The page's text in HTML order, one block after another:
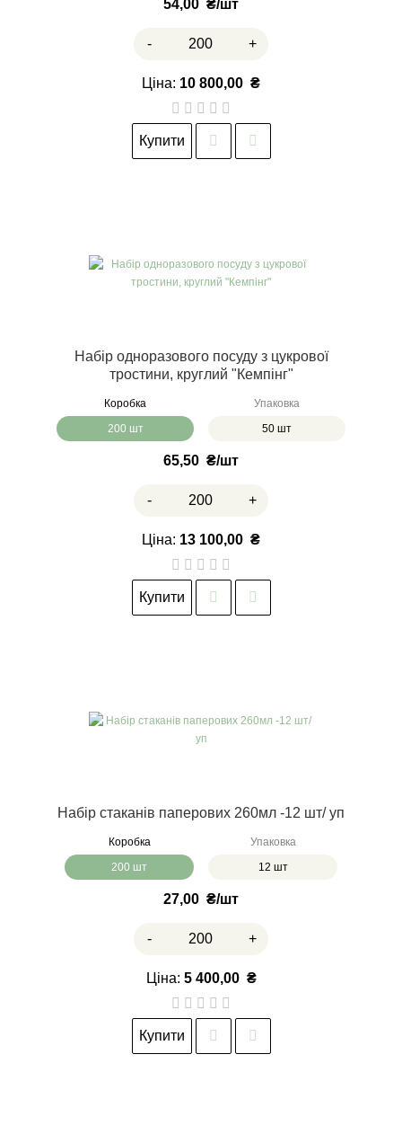
54,00 ₴
- +
Ціна: 10 800,00 ₴
Купити
Набір одноразового посуду з цукрової
тростини, круглий "Кемпінг"
Коробка
200 шт
Упаковка
50 шт
65,50 ₴
- +
Ціна: 13 100,00 ₴
Купити
Набір стаканів паперових 260мл -12 шт/ уп
Коробка
200 шт
Упаковка
12 шт
27,00 ₴
- +
Ціна: 5 400,00 ₴
Купити